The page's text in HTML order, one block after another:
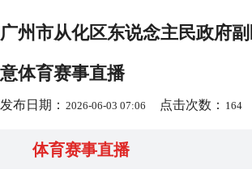
广州市从化区东说念主民政府
意体育赛事直播
发布日期： 2026-06-03 07:06 点击次数： 164
体育赛事直播